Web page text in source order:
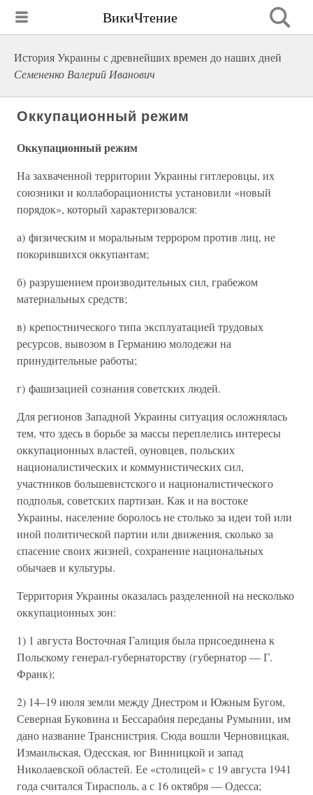
ВикиЧтение
История Украины с древнейших времен до наших дней
Семененко Валерий Иванович
Оккупационный режим
Оккупационный режим
На захваченной территории Украины гитлеровцы, их
союзники и коллаборационисты установили «новый
порядок», который характеризовался:
а) физическим и моральным террором против лиц, не
покорившихся оккупантам;
б) разрушением производительных сил, грабежом
материальных средств;
в) крепостнического типа эксплуатацией трудовых
ресурсов, вывозом в Германию молодежи на
принудительные работы;
г) фашизацией сознания советских людей.
Для регионов Западной Украины ситуация осложнялась
тем, что здесь в борьбе за массы переплелись интересы
оккупационных властей, оуновцев, польских
националистических и коммунистических сил,
участников большевистского и националистического
подполья, советских партизан. Как и на востоке
Украины, население боролось не столько за идеи той или
иной политической партии или движения, сколько за
спасение своих жизней, сохранение национальных
обычаев и культуры.
Территория Украины оказалась разделенной на несколько
оккупационных зон:
1) 1 августа Восточная Галиция была присоединена к
Польскому генерал-губернаторству (губернатор — Г.
Франк);
2) 14–19 июля земли между Днестром и Южным Бугом,
Северная Буковина и Бессарабия переданы Румынии, им
дано название Транснистрия. Сюда вошли Черновицкая,
Измаильская, Одесская, юг Винницкой и запад
Николаевской областей. Ее «столицей» с 19 августа 1941
года считался Тирасполь, а с 16 октября — Одесса;